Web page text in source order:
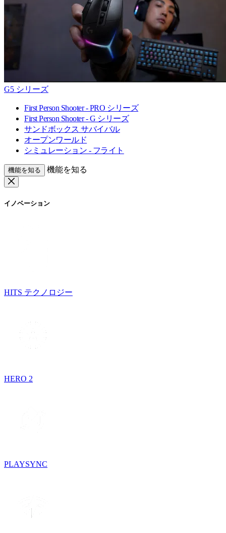
G5 シリーズ
First Person Shooter - PRO シリーズ
First Person Shooter - G シリーズ
サンドボックス サバイバル
オープンワールド
シミュレーション - フライト
機能を知る 機能を知る
イノベーション
HITS テクノロジー
HERO 2
PLAYSYNC